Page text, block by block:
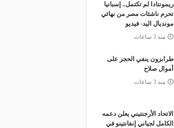
ريمونتادا لم تكتمل.. إسبانيا
تحرم ناشئات مصر من نهائي
مونديال اليد- فيديو
منذ 3 ساعات
طرابزون ينفي الحجز على
أموال صلاح
منذ 3 ساعات
الاتحاد الأرجنتيني يعلن دعمه
الكامل لجياني إنفانتينو في